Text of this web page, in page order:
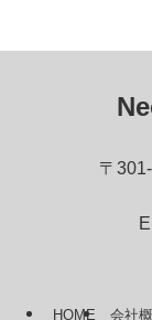
〒
HOME 会社